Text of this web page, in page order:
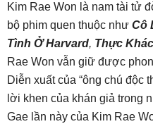
Kim Rae Won là nam tài tử
bộ phim quen thuộc như Cô
Tình Ở Harvard, Thực
Rae Won vẫn giữ được
Diễn xuất của “ông chú độc
lời khen của khán giả trong
Gae lần này của Kim Rae